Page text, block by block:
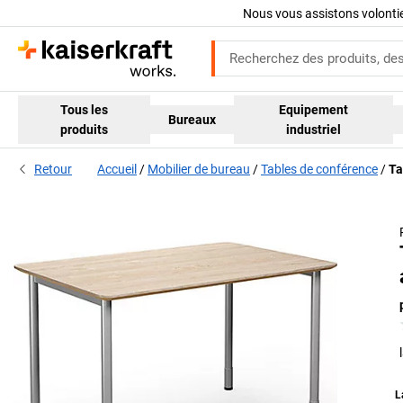
Nous vous assistons
Tous les
produits
Bureaux
Equipement
industriel
Retour Accueil Mobilier de bureau Tables de conférence